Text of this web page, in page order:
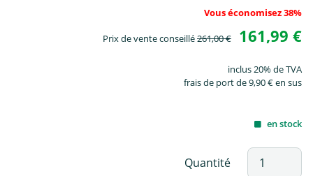
Vous économisez 38%
Prix de vente conseillé261,00 € 161,99 €
inclus 20% de TVA
frais de port de 9,90 € en sus
en stock
Quantité